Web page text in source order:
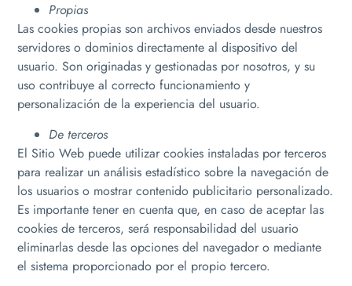
Propias
Las cookies propias son archivos enviados desde nuestros
servidores o dominios directamente al dispositivo del
usuario. Son originadas y gestionadas por nosotros, y su
uso contribuye al correcto funcionamiento y
personalización de la experiencia del usuario.
De terceros
El Sitio Web puede utilizar cookies instaladas por terceros
para realizar un análisis estadístico sobre la navegación de
los usuarios o mostrar contenido publicitario personalizado.
Es importante tener en cuenta que, en caso de aceptar las
cookies de terceros, será responsabilidad del usuario
eliminarlas desde las opciones del navegador o mediante
el sistema proporcionado por el propio tercero.